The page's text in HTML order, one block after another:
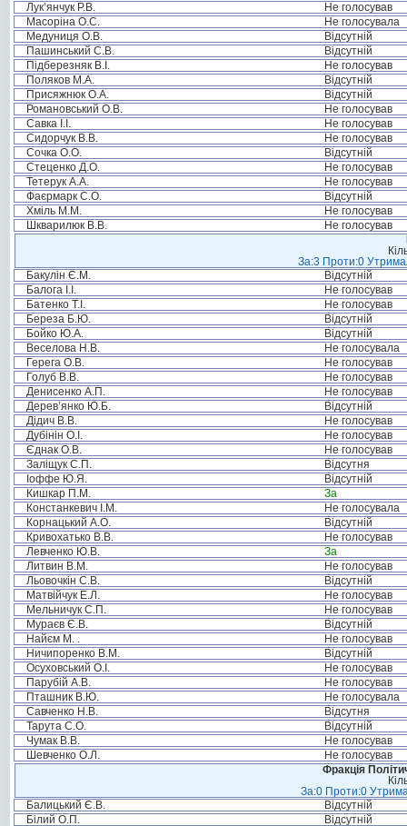
Лук’янчук Р.В.
Не голосував
Масоріна О.С.
Не голосувала
Медуниця О.В.
Відсутній
Пашинський С.В.
Відсутній
Підберезняк В.І.
Не голосував
Поляков М.А.
Відсутній
Присяжнюк О.А.
Відсутній
Романовський О.В.
Не голосував
Савка І.І.
Не голосував
Сидорчук В.В.
Не голосував
Сочка О.О.
Відсутній
Стеценко Д.О.
Не голосував
Тетерук А.А.
Не голосував
Фаєрмарк С.О.
Відсутній
Хміль М.М.
Не голосував
Шкварилюк В.В.
Не голосував
За:3 Проти:0
Бакулін Є.М.
Відсутній
Балога І.І.
Не голосував
Батенко Т.І.
Не голосував
Береза Б.Ю.
Відсутній
Бойко Ю.А.
Відсутній
Веселова Н.В.
Не голосувала
Герега О.В.
Не голосував
Голуб В.В.
Не голосував
Денисенко А.П.
Не голосував
Дерев’янко Ю.Б.
Відсутній
Дідич В.В.
Не голосував
Дубінін О.І.
Не голосував
Єднак О.В.
Не голосував
Заліщук С.П.
Відсутня
Іоффе Ю.Я.
Відсутній
Кишкар П.М.
За
Констанкевич І.М.
Не голосувала
Корнацький А.О.
Відсутній
Кривохатько В.В.
Не голосував
Левченко Ю.В.
За
Литвин В.М.
Не голосував
Льовочкін С.В.
Відсутній
Матвійчук Е.Л.
Не голосував
Мельничук С.П.
Не голосував
Мураєв Є.В.
Відсутній
Найєм М. .
Не голосував
Ничипоренко В.М.
Відсутній
Осуховський О.І.
Не голосував
Парубій А.В.
Не голосував
Пташник В.Ю.
Не голосувала
Савченко Н.В.
Відсутня
Тарута С.О.
Відсутній
Чумак В.В.
Не голосував
Шевченко О.Л.
Не голосував
Фракція
За:0 Проти:0
Балицький Є.В.
Відсутній
Білий О.П.
Відсутній